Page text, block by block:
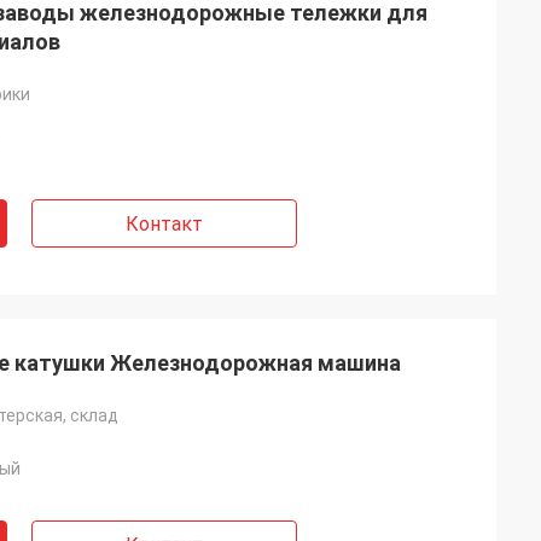
5 звезд.
5
железнодорожные тележки для
Контакт
катушки Железнодорожная машина
склад